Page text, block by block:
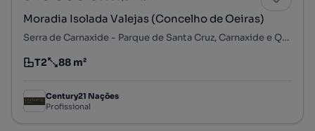
Moradia Isolada Valejas (Concelho de Oeiras)
Serra de Carnaxide - Parque de Santa Cruz, Carnaxide e Queijas, Oeiras, Lisboa
Tipologia
T2
Preço por metro quadrado
88 m²
Century21 Nações
Profissional